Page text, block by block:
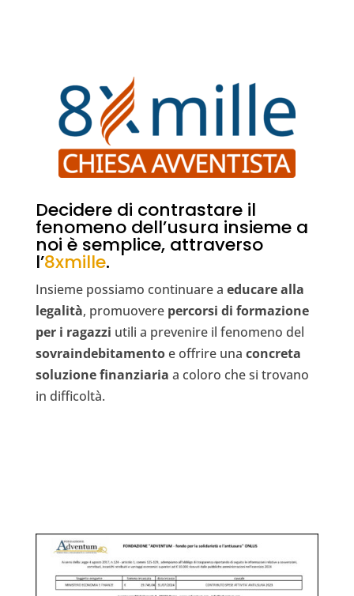
Decidere di contrastare il
fenomeno dell’usura insieme a
noi è semplice, attraverso
l’8xmille.
Insieme possiamo continuare a educare alla
legalità, promuovere percorsi di formazione
per i ragazzi utili a prevenire il fenomeno del
sovraindebitamentoe offrire una concreta
soluzione finanziaria a coloro che si trovano
in difficoltà.